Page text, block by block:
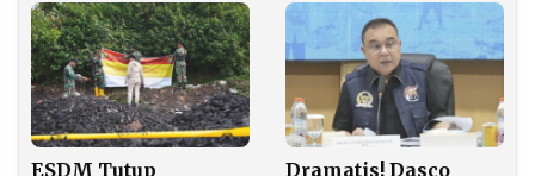
Tanggalnya
ESDM Tutup Dramatis! Dasco